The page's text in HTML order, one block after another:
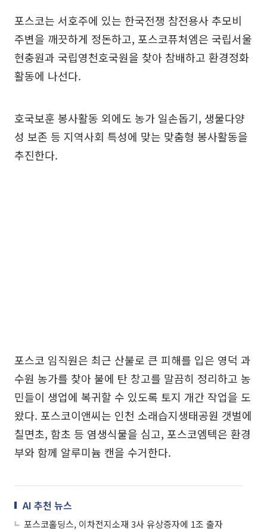
포스코는 서호주에 있는 한국전쟁 참전용사 추모비
주변을 깨끗하게 정돈하고, 포스코퓨처엠은 국립서울
현충원과 국립영천호국원을 찾아 참배하고 환경정화
활동에 나선다.
호국보훈 봉사활동 외에도 농가 일손돕기, 생물다양
성 보존 등 지역사회 특성에 맞는 맞춤형 봉사활동을
추진한다.
포스코 임직원은 최근 산불로 큰 피해를 입은 영덕 과
수원 농가를 찾아 불에 탄 창고를 말끔히 정리하고 농
민들이 생업에 복귀할 수 있도록 토지 개간 작업을 도
왔다. 포스코이앤씨는 인천 소래습지생태공원 갯벌에
칠면초, 함초 등 염생식물을 심고, 포스코엠텍은 환경
부와 함께 알루미늄 캔을 수거한다.
AI 추천 뉴스
포스코홀딩스, 이차전지소재 3사 유상증자에 1조 출자